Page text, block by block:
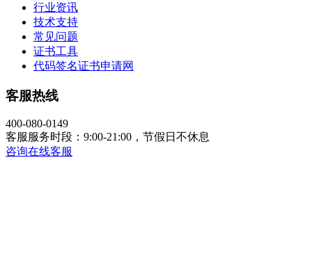
行业资讯
技术支持
常见问题
证书工具
代码签名证书申请网
客服热线
400-080-0149
客服服务时段：9:00-21:00，节假日不休息
咨询在线客服